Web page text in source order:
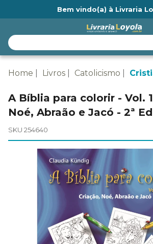
Bem vindo(a) à Livraria
Home Livros Catolicismo
A Bíblia para colorir - Vol.
Noé, Abraão e Jacó - 2ª Ed
SKU 254640